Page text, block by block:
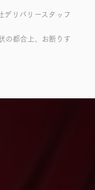
リバリースタッフ
の都合上、お断りす